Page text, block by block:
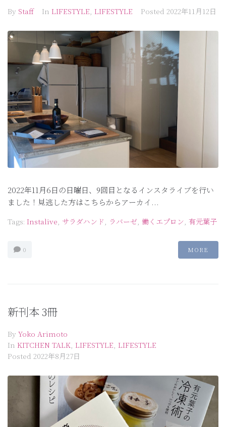
By Staff In LIFESTYLE, LIFESTYLE Posted 2022年11月12日
2022年11月6日の日曜日、9回目となるインスタライブを行い
ました！見逃した方はこちらからアーカイ...
Tags: Instalive, サラダハンド, ラバーゼ, 働くエプロン, 有元葉子
0 MORE
新刊本 3冊
By Yoko Arimoto
In KITCHEN TALK, LIFESTYLE, LIFESTYLE
Posted 2022年8月27日